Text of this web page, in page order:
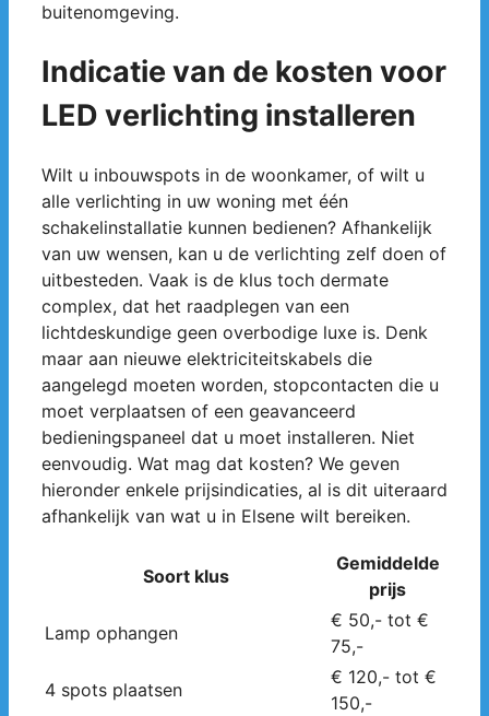
buitenomgeving.
Indicatie van de kosten voor
LED verlichting installeren
Wilt u inbouwspots in de woonkamer, of wilt u
alle verlichting in uw woning met één
schakelinstallatie kunnen bedienen? Afhankelijk
van uw wensen, kan u de verlichting zelf doen of
uitbesteden. Vaak is de klus toch dermate
complex, dat het raadplegen van een
lichtdeskundige geen overbodige luxe is. Denk
maar aan nieuwe elektriciteitskabels die
aangelegd moeten worden, stopcontacten die u
moet verplaatsen of een geavanceerd
bedieningspaneel dat u moet installeren. Niet
eenvoudig. Wat mag dat kosten? We geven
hieronder enkele prijsindicaties, al is dit uiteraard
afhankelijk van wat u in Elsene wilt bereiken.
Soort klus
Gemiddelde
prijs
Lamp ophangen
€ 50,- tot €
75,-
4 spots plaatsen
€ 120,- tot €
150,-